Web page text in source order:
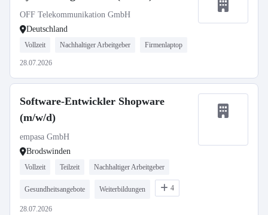
OFF Telekommunikation GmbH
Deutschland
Vollzeit Nachhaltiger Arbeitgeber Firmenlaptop
28.07.2026
Software-Entwickler Shopware
(m/w/d)
empasa GmbH
Brodswinden
Vollzeit Teilzeit Nachhaltiger Arbeitgeber
Gesundheitsangebote Weiterbildungen 4
28.07.2026